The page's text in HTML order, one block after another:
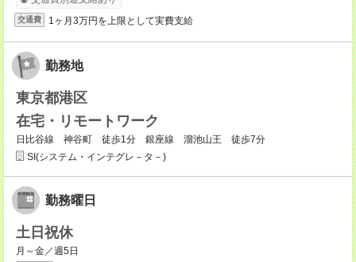
交通費 1ヶ月3万円を上限として実費支給
勤務地
東京都港区
在宅・リモートワーク
日比谷線 神谷町 徒歩1分 銀座線 溜池山王 徒歩7分
SI(システム・インテグレ－タ－)
勤務曜日
土日祝休
月～金／週5日